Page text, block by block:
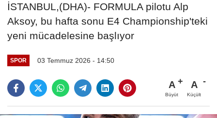
İSTANBUL,(DHA)- FORMULA pilotu Alp
Aksoy, bu hafta sonu E4 Championship'teki
yeni mücadelesine başlıyor
SPOR 03 Temmuz 2026 - 14:50
A
Büyüt
A
Küçült